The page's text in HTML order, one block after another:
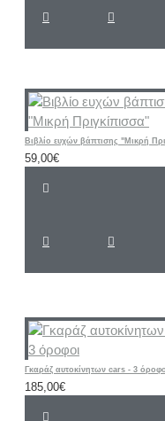
Βιβλίο ευχών βάπτισης "Μικρή
59,00€
Γκαράζ αυτοκίνητων cars - 3
185,00€